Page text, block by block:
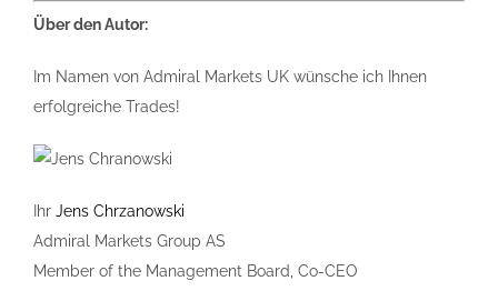
Über den Autor:
Im Namen von Admiral Markets UK wünsche ich Ihnen
erfolgreiche Trades!
Ihr Jens Chrzanowski
Admiral Markets Group AS
Member of the Management Board, Co-CEO